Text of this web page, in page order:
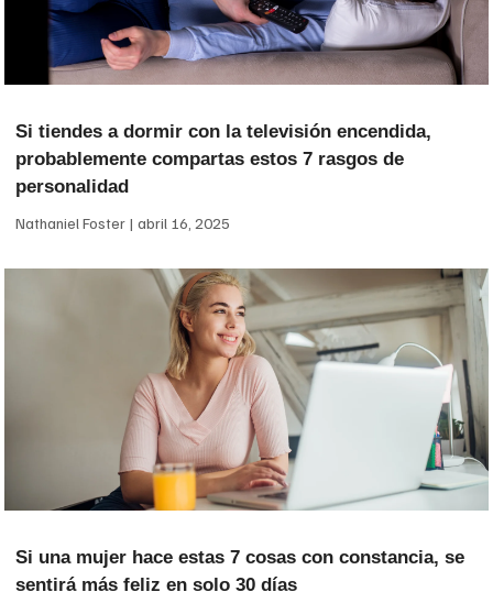
Si tiendes a dormir con la televisión encendida,
probablemente compartas estos 7 rasgos de
personalidad
Nathaniel Foster abril 16, 2025
Si una mujer hace estas 7 cosas con constancia, se
sentirá más feliz en solo 30 días